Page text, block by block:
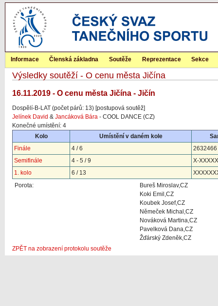
Informace Členská základna Soutěže Reprezentace Sekce
Výsledky soutěží - O cenu města Jičína
16.11.2019 - O cenu města Jičína - Jičín
Dospělí-B-LAT (počet párů: 13) [postupová soutěž]
Jelínek David & Jancáková Bára - COOL DANCE (CZ)
Konečné umístění: 4
Kolo
Umístění v daném kole
Finále
4 / 6
2632466
Semifinále
4 - 5 / 9
X-XXXXX
1. kolo
6 / 13
Porota:
Bureš Miroslav,CZ
Koki Emil,CZ
Koubek Josef,CZ
Němeček Michal,CZ
Nováková Martina,CZ
Pavelková Dana,CZ
Žďárský Zdeněk,CZ
ZPĚT na zobrazení protokolu soutěže